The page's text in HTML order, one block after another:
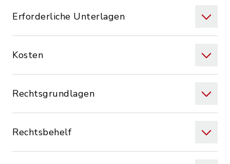
Erforderliche Unterlagen
Kosten
Rechtsgrundlagen
Rechtsbehelf